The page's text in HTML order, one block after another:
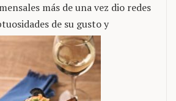
más de una vez dio redes
de su gusto y